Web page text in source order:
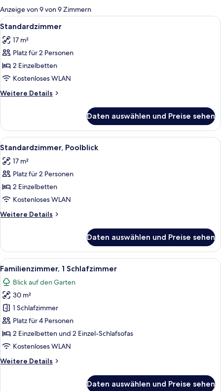
für
Zimmer
Anzeige von 9 von 9 Zimmern
Alle
Fotos
für
Standardzimmer
anzeigen
Ein Hotelzimmer mit Bett,
4
Standardzimmer
17 m²
Platz für 2 Personen
2 Einzelbetten
Kostenloses WLAN
Weitere Details
Weitere
Daten auswählen und Preise sehen
Alle
Fotos
für
Standardzimmer,
Poolblick
anzeigen
Ein Hotelzimmer mit einem großen
4
Standardzimmer, Poolblick
17 m²
Platz für 2 Personen
2 Einzelbetten
Kostenloses WLAN
Weitere Details
Weitere
Poolblick
Daten auswählen und Preise sehen
Alle
Fotos
für
Familienzimmer,
Schlafzimmer
anzeigen
Ein Hotelzimmer mit einem Bett,
6
Familienzimmer, 1 Schlafzimmer
Blick auf den Garten
30 m²
1 Schlafzimmer
Platz für 4 Personen
2 Einzelbetten und 2 Einzel-Schlafsofas
Kostenloses WLAN
Weitere Details
Weitere
Daten auswählen und Preise sehen